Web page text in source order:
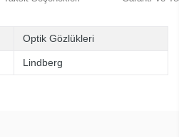
Optik Gözlükleri
Lindberg